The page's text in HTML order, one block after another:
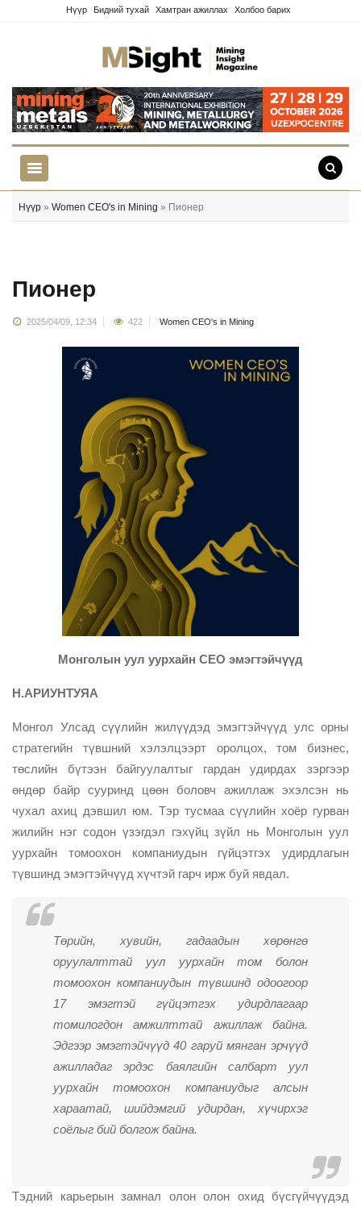
Нүүр Бидний тухай Хамтран ажиллах Холбоо барих
Нүүр » Women CEO's in Mining » Пионер
Пионер
2025/04/09, 12:34 422 Women CEO's in Mining
Монголын уул уурхайн CEO эмэгтэйчүүд
Н.АРИУНТУЯА
Mонгол Улсад сүүлийн жилүүдэд эмэгтэйчүүд улс орны
стратегийн түвшний хэлэлцээрт оролцох, том бизнес,
төслийн бүтээн байгуулалтыг гардан удирдах зэргээр
өндөр байр сууринд цөөн боловч ажиллаж эхэлсэн нь
чухал ахиц дэвшил юм. Тэр тусмаа сүүлийн хоёр гурван
жилийн нэг содон үзэгдэл гэхүйц зүйл нь Монголын уул
уурхайн томоохон компаниудын гүйцэтгэх удирдлагын
түвшинд эмэгтэйчүүд хүчтэй гарч ирж буй явдал.
Төрийн, хувийн, гадаадын хөрөнгө
оруулалттай уул уурхайн том болон
томоохон компаниудын түвшинд одоогоор
17 эмэгтэй гүйцэтгэх удирдлагаар
томилогдон амжилттай ажиллаж байна.
Эдгээр эмэгтэйчүүд 40 гаруй мянган эрчүүд
ажилладаг эрдэс баялгийн салбарт уул
уурхайн томоохон компаниудыг алсын
хараатай, шийдэмгий удирдан, хүчирхэг
соёлыг бий болгож байна.
Тэдний карьерын замнал олон олон охид бүсгүйчүүдэд